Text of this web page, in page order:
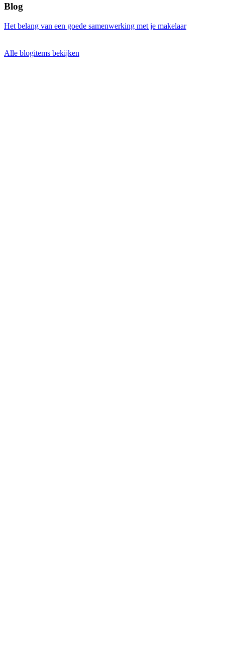
Blog
Het belang van een goede samenwerking met je makelaar
Alle blogitems bekijken